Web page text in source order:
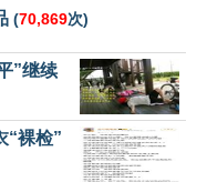
(70,869次)
”继续
“裸检”